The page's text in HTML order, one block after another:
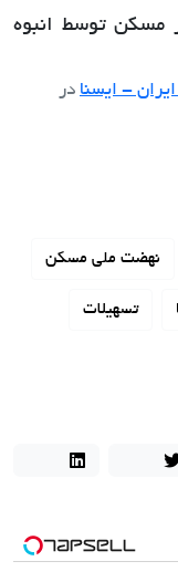
سالانه 900 هزار مسکن توسط انبوه
- ایسنا در
نهضت ملی مسکن
تسهیلات